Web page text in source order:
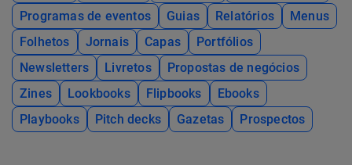
Programas de eventos
Guias Relatórios
Menus
Folhetos
Jornais Capas
Portfólios
Newsletters
Livretos
Propostas de negócios
Zines
Lookbooks Flipbooks
Ebooks
Playbooks
Pitch decks Gazetas Prospectos